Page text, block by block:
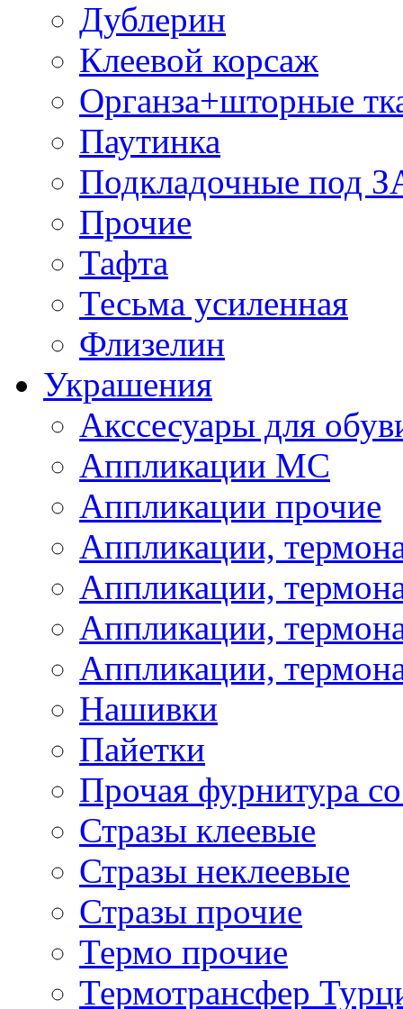
Дублерин
Клеевой корсаж
Органза+шторные
Паутинка
Подкладочные под
Прочие
Тафта
Тесьма усиленная
Флизелин
Украшения
Акссесуары для
Аппликации МС
Аппликации прочие
Аппликации,
Аппликации,
Аппликации,
Аппликации,
Нашивки
Пайетки
Прочая фурнитура
Стразы клеевые
Стразы неклеевые
Стразы прочие
Термо прочие
Термотрансфер